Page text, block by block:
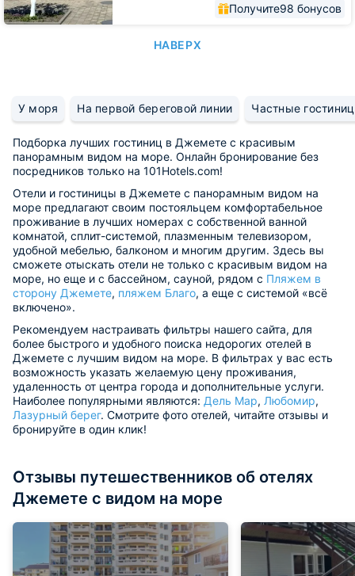
Получите98 бонусов
НАВЕРХ
У моря На первой береговой линии Частные
Подборка лучших гостиниц в Джемете с красивым
панорамным видом на море. Онлайн бронирование без
посредников только на 101Hotels.com!
Отели и гостиницы в Джемете с панорамным видом на
море предлагают своим постояльцем комфортабельное
проживание в лучших номерах с собственной ванной
комнатой, сплит-системой, плазменным телевизором,
удобной мебелью, балконом и многим другим. Здесь вы
сможете отыскать отели не только с красивым видом на
море, но еще и с бассейном, сауной, рядом с Пляжем в
сторону Джемете, пляжем Благо, а еще с системой «всё
включено».
Рекомендуем настраивать фильтры нашего сайта, для
более быстрого и удобного поиска недорогих отелей в
Джемете с лучшим видом на море. В фильтрах у вас есть
возможность указать желаемую цену проживания,
удаленность от центра города и дополнительные услуги.
Наиболее популярными являются: Дель Мар, Любомир,
Лазурный берег. Смотрите фото отелей, читайте отзывы и
бронируйте в один клик!
Отзывы путешественников об отелях
Джемете с видом на море